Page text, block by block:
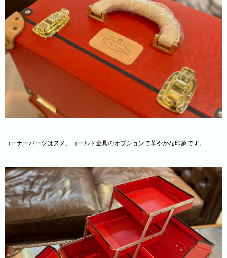
コーナーパーツはヌメ、ゴールド金具のオプションで華やかな印象です。